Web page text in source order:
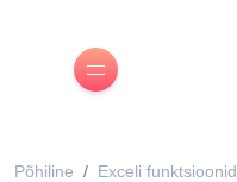
Põhiline Exceli funktsioonid